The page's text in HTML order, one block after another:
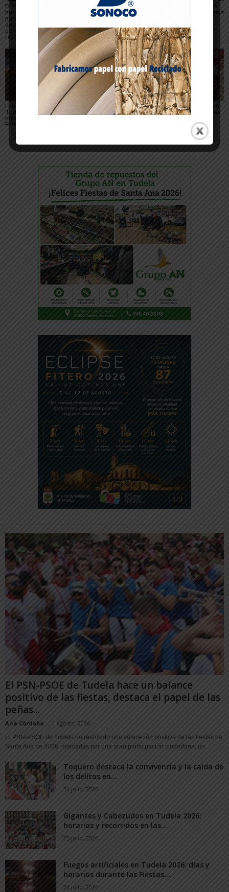
El PSN-PSOE de Tudela
hace un balance
positivo de las fiestas,
destaca el papel de las
peñas y plantea los
retos para mejorarlas
Toquero destaca la
convivencia y la caída
de los delitos en el
de Santa Ana 2026
Gigantes y Cabezudos
en Tudela 2026: horarios
Fuegos artificiales en
Tudela 2026: días y
horarios durante las
Fiestas de Santa Ana
Qué hacer con niños en
las Fiestas de Tudela
La Revolvedera llenará
de ambiente festivo las
durante Santa Ana
El PSN-PSOE de Tudela hace un balance
positivo de las fiestas, destaca el papel de las
peñas...
Ana Córdoba - 1 agosto, 2026
El PSN-PSOE de Tudela ha realizado una valoración positiva de las fiestas de
Santa Ana de 2026, marcadas por una gran participación ciudadana, un...
Toquero destaca la convivencia y la caída de
los delitos en...
31 julio, 2026
Gigantes y Cabezudos en Tudela 2026:
horarios y recorridos en las...
25 julio, 2026
Fuegos artificiales en Tudela 2026: días y
horarios durante las Fiestas...
24 julio, 2026